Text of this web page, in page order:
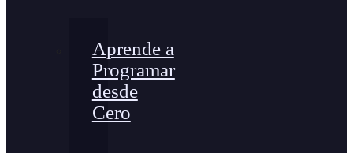
Aprende a
Programar
desde
Cero